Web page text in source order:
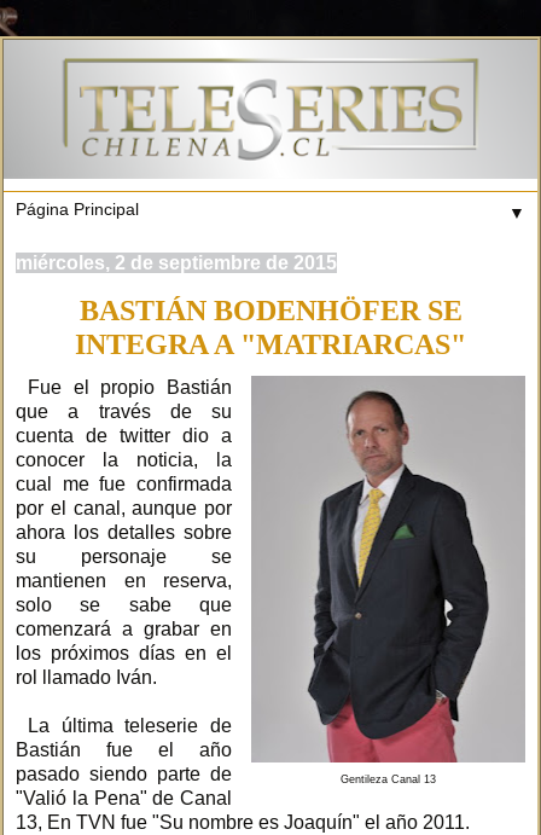
▼
miércoles, 2 de septiembre de 2015
BASTIÁN BODENHÖFER SE
INTEGRA A "MATRIARCAS"
Gentileza Canal 13
Fue el propio Bastián
que a través de su
cuenta de twitter dio a
conocer la noticia, la
cual me fue confirmada
por el canal, aunque por
ahora los detalles sobre
su personaje se
mantienen en reserva,
solo se sabe que
comenzará a grabar en
los próximos días en el
rol llamado Iván.
La última teleserie de
Bastián fue el año
pasado siendo parte de
"Valió la Pena" de Canal
13, En TVN fue "Su nombre es Joaquín" el año 2011.